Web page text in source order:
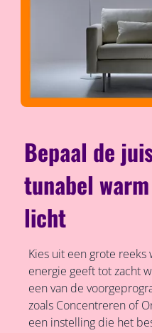
Bepaal de
tunabel
licht
Kies uit een grote
energie geeft tot zacht
een van de
zoals Concentreren of
een instelling die het